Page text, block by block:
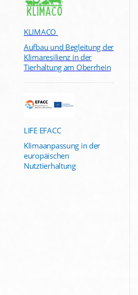
KLIMACO
Aufbau und Begleitung der
Klimaresilienz in der
Tierhaltung am Oberrhein
LIFE EFACC
Klimaanpassung in der
europäischen
Nutztierhaltung